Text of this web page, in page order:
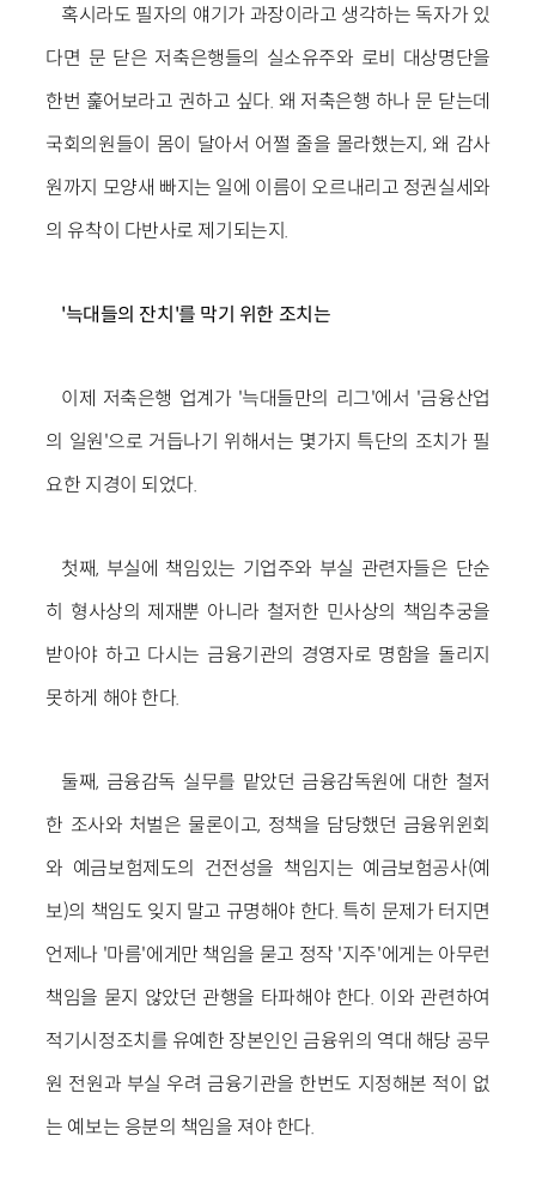
혹시라도 필자의 얘기가 과장이라고 생각하는 독자가 있
다면 문 닫은 저축은행들의 실소유주와 로비 대상명단을
한번 훑어보라고 권하고 싶다. 왜 저축은행 하나 문 닫는데
국회의원들이 몸이 달아서 어쩔 줄을 몰라했는지, 왜 감사
원까지 모양새 빠지는 일에 이름이 오르내리고 정권실세와
의 유착이 다반사로 제기되는지.
'늑대들의 잔치'를 막기 위한 조치는
이제 저축은행 업계가 '늑대들만의 리그'에서 '금융산업
의 일원'으로 거듭나기 위해서는 몇가지 특단의 조치가 필
요한 지경이 되었다.
첫째, 부실에 책임있는 기업주와 부실 관련자들은 단순
히 형사상의 제재뿐 아니라 철저한 민사상의 책임추궁을
받아야 하고 다시는 금융기관의 경영자로 명함을 돌리지
못하게 해야 한다.
둘째, 금융감독 실무를 맡았던 금융감독원에 대한 철저
한 조사와 처벌은 물론이고, 정책을 담당했던 금융위윈회
와 예금보험제도의 건전성을 책임지는 예금보험공사(예
보)의 책임도 잊지 말고 규명해야 한다. 특히 문제가 터지면
언제나 '마름'에게만 책임을 묻고 정작 '지주'에게는 아무런
책임을 묻지 않았던 관행을 타파해야 한다. 이와 관련하여
적기시정조치를 유예한 장본인인 금융위의 역대 해당 공무
원 전원과 부실 우려 금융기관을 한번도 지정해본 적이 없
는 예보는 응분의 책임을 져야 한다.